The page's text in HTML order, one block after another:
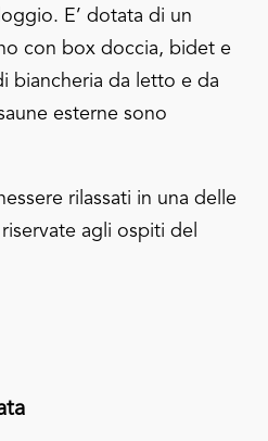
E’ dotata di un
con box doccia, bidet e
biancheria da letto e da
esterne sono
rilassati in una delle
agli ospiti del